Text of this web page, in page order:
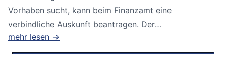
Vorhaben sucht, kann beim Finanzamt eine
verbindliche Auskunft beantragen. Der
Bundesfinanzhof...
mehr lesen →